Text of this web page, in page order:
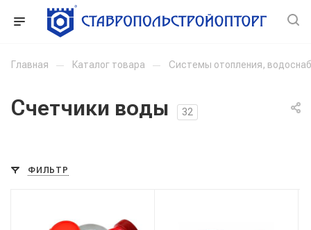
Главная — Каталог товара — Системы отопления,
Счетчики воды 32
ФИЛЬТР